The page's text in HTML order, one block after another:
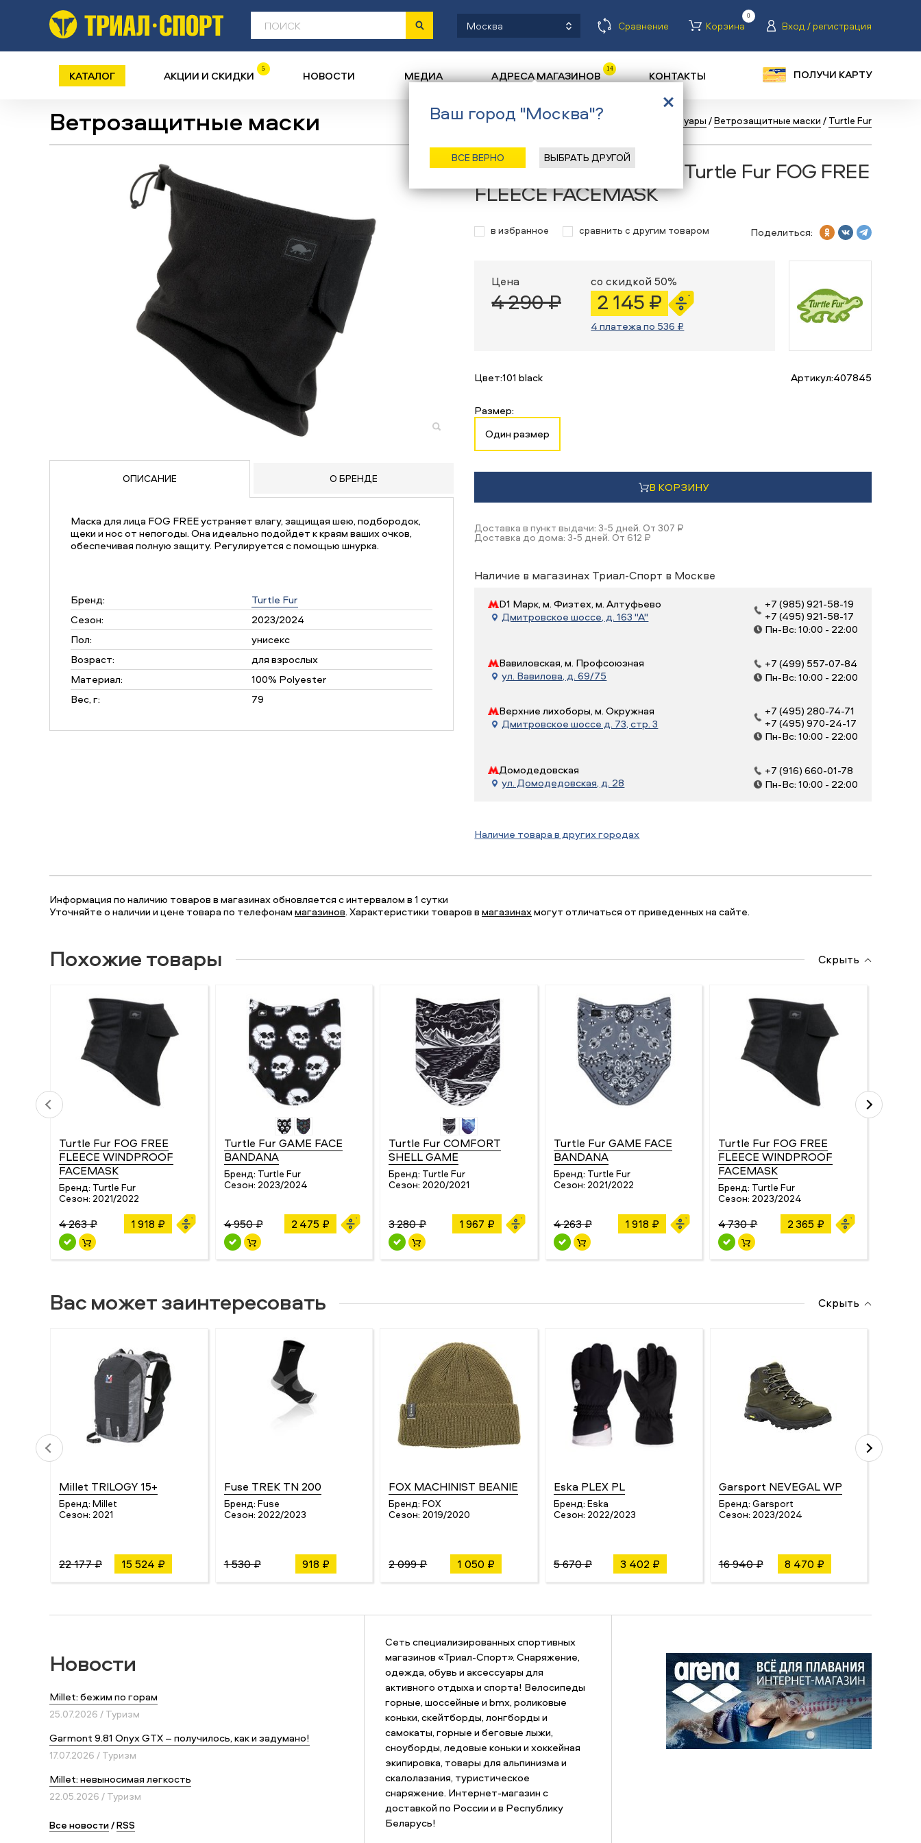
Москва Сравнение Корзина
0
Вход / регистрация
КАТАЛОГ АКЦИИ И СКИДКИ 5 НОВОСТИ МЕДИА АДРЕСА МАГАЗИНОВ 14 КОНТАКТЫ ПОЛУЧИ КАРТУ
Ветрозащитные маски Назад/ Главная/Каталог Аксессуары /Ветрозащитные маски / Turtle Fur
ОПИСАНИЕ О БРЕНДЕ
Маска для лица FOG FREE устраняет влагу, защищая шею, подбородок,
щеки и нос от непогоды. Она идеально подойдет к краям ваших очков,
обеспечивая полную защиту. Регулируется с помощью шнурка.
Бренд:
Turtle Fur
Сезон:
2023/2024
Пол:
унисекс
Возраст:
для взрослых
Материал:
100% Polyester
Вес, г:
79
Ветрозащитная маска Turtle Fur FOG FREE
FLEECE FACEMASK
в избранное сравнить с другим товаром Поделиться:
Цена
4 290 ₽
со скидкой 50%
2 145 ₽
4 платежа по 536 ₽
Цвет:101 black Артикул:407845
Размер:
Один размер
В КОРЗИНУ
Доставка в пункт выдачи: 3-5 дней. От 307 ₽
Доставка до дома: 3-5 дней. От 612 ₽
Наличие в магазинах Триал-Спорт в Москве
D1 Марк, м. Физтех, м. Алтуфьево
Дмитровское шоссе, д. 163 "А"
+7 (985) 921-58-19
+7 (495) 921-58-17
Пн-Вс: 10:00 - 22:00
Вавиловская, м. Профсоюзная
ул. Вавилова, д. 69/75
+7 (499) 557-07-84
Пн-Вс: 10:00 - 22:00
Верхние лихоборы, м. Окружная
Дмитровское шоссе д. 73, стр. 3
+7 (495) 280-74-71
+7 (495) 970-24-17
Пн-Вс: 10:00 - 22:00
Домодедовская
ул. Домодедовская, д. 28
+7 (916) 660-01-78
Пн-Вс: 10:00 - 22:00
Наличие товара в других городах
Информация по наличию товаров в магазинах обновляется с интервалом в 1 сутки
Уточняйте о наличии и цене товара по телефонаммагазинов. Характеристики товаров вмагазинахмогут отличаться от приведенных на сайте.
Похожие товары Скрыть
Turtle Fur FOG FREE
FLEECE WINDPROOF
FACEMASK
Бренд: Turtle Fur
Сезон: 2021/2022
4 263 ₽ 1 918 ₽
Turtle Fur GAME FACE
BANDANA
Бренд: Turtle Fur
Сезон: 2023/2024
4 950 ₽ 2 475 ₽
Turtle Fur COMFORT
SHELL GAME
Бренд: Turtle Fur
Сезон: 2020/2021
3 280 ₽ 1 967 ₽
Turtle Fur GAME FACE
BANDANA
Бренд: Turtle Fur
Сезон: 2021/2022
4 263 ₽ 1 918 ₽
Turtle Fur FOG FREE
FLEECE WINDPROOF
FACEMASK
Бренд: Turtle Fur
Сезон: 2023/2024
4 730 ₽ 2 365 ₽
Вас может заинтересовать Скрыть
Millet TRILOGY 15+
Бренд: Millet
Сезон: 2021
22 177 ₽ 15 524 ₽
Fuse TREK TN 200
Бренд: Fuse
Сезон: 2022/2023
1 530 ₽ 918 ₽
FOX MACHINIST BEANIE
Бренд: FOX
Сезон: 2019/2020
2 099 ₽ 1 050 ₽
Eska PLEX PL
Бренд: Eska
Сезон: 2022/2023
5 670 ₽ 3 402 ₽
Garsport NEVEGAL WP
Бренд: Garsport
Сезон: 2023/2024
16 940 ₽ 8 470 ₽
Новости
Millet: бежим по горам
25.07.2026 / Туризм
Garmont 9.81 Onyx GTX – получилось, как и задумано!
17.07.2026 / Туризм
Millet: невыносимая легкость
22.05.2026 / Туризм
Все новости/RSS
Сеть специализированных спортивных
магазинов «Триал-Спорт». Снаряжение,
одежда, обувь и аксессуары для
активного отдыха и спорта! Велосипеды
горные, шоссейные и bmx, роликовые
коньки, скейтборды, лонгборды и
самокаты, горные и беговые лыжи,
сноуборды, ледовые коньки и хоккейная
экипировка, товары для альпинизма и
скалолазания, туристическое
снаряжение. Интернет-магазин с
доставкой по России и в Республику
Беларусь!
Ваш город "Москва"?
ВСЕ ВЕРНО ВЫБРАТЬ ДРУГОЙ